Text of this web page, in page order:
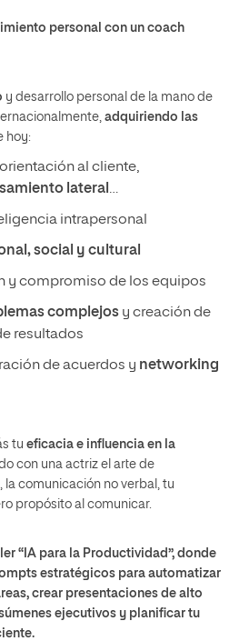
personal con un coach
y desarrollo personal de la mano de
adquiriendo las
hoy:
orientación al cliente,
lateral …
intrapersonal
social y cultural
y compromiso de los equipos
complejos y creación de
resultados
de acuerdos y networking
tu eficacia e influencia en la
con una actriz el arte de
, la comunicación no verbal, tu
propósito al comunicar.
“IA para la Productividad”, donde
estratégicos para automatizar
crear presentaciones de alto
ejecutivos y planificar tu